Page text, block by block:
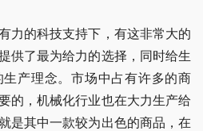
力的科技支持下，有这非常大的
供了最为给力的选择，同时给生
产理念。市场中占有许多的商
的，机械化行业也在大力生产给
是其中一款较为出色的商品，在